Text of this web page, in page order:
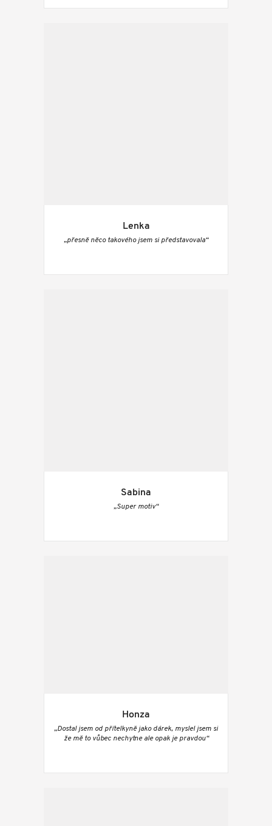
Lenka
„přesně něco takového jsem si představovala“
Sabina
„Super motiv“
Honza
„Dostal jsem od přítelkyně jako dárek, myslel jsem si
že mě to vůbec nechytne ale opak je pravdou“